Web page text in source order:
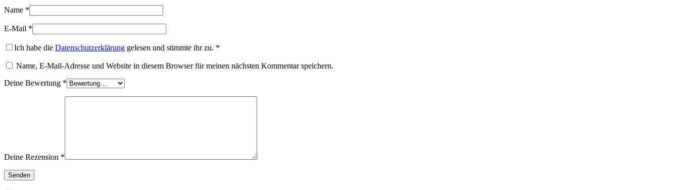
Name *
E-Mail *
Ich habe die Datenschutzerklärung gelesen und stimmte ihr zu. *
Name, E-Mail-Adresse und Website in diesem Browser für meinen nächsten Kommentar speichern.
Deine Bewertung *
Deine Rezension *